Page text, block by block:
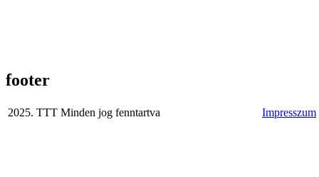
footer
2025. TTT Minden jog fenntartva Impresszum